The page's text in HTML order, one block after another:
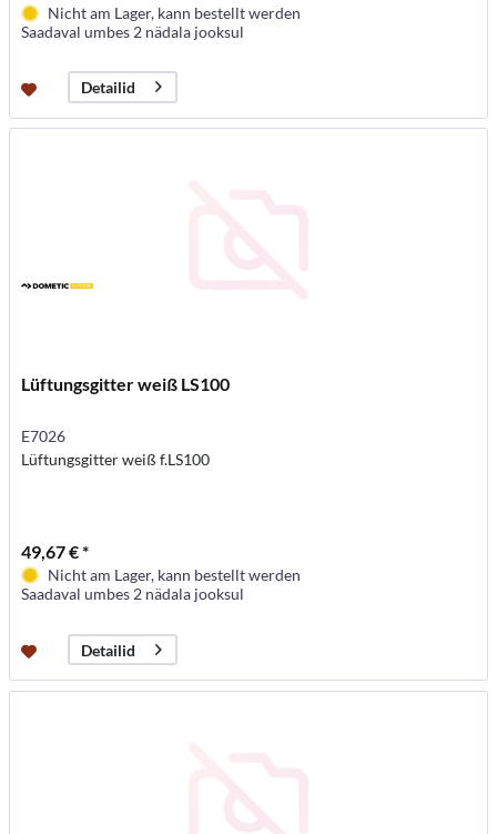
Nicht am Lager, kann bestellt werden
Saadaval umbes 2 nädala jooksul
Detailid
Lüftungsgitter weiß LS100
E7026
Lüftungsgitter weiß f.LS100
49,67 € *
Nicht am Lager, kann bestellt werden
Saadaval umbes 2 nädala jooksul
Detailid